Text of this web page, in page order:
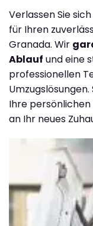
Verlassen Sie
für Ihren
Granada. Wir
Ablauf und eine
professionellen
Ihre
an Ihr neues